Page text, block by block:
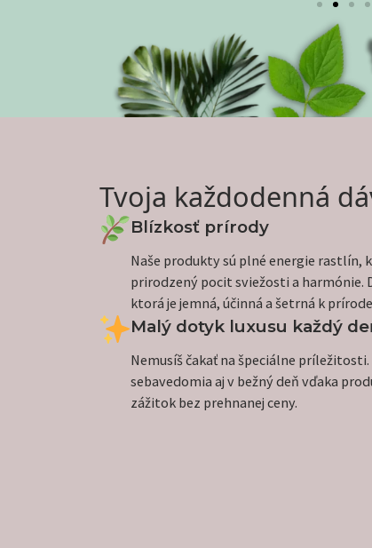
Tvoja každodenná
Blízkosť prírody
Naše produkty sú plné energie rastlín,
prirodzený pocit sviežosti a harmónie.
ktorá je jemná, účinná a šetrná k
Malý dotyk luxusu každý
Nemusíš čakať na špeciálne
sebavedomia aj v bežný deň vďaka
zážitok bez prehnanej ceny.